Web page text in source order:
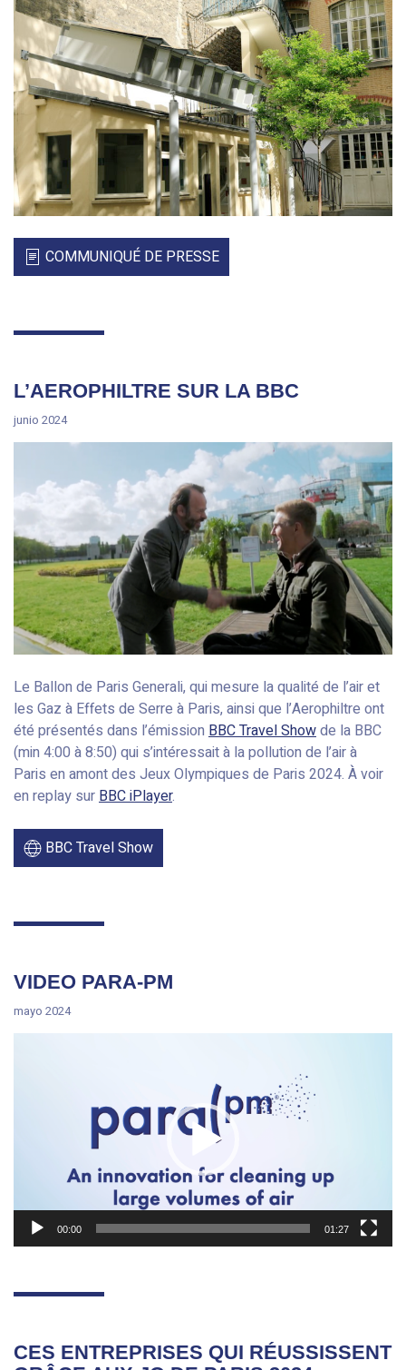
COMMUNIQUÉ DE PRESSE
L’AEROPHILTRE SUR LA BBC
junio 2024
Le Ballon de Paris Generali, qui mesure la qualité de l’air et
les Gaz à Effets de Serre à Paris, ainsi que l’Aerophiltre ont
été présentés dans l’émission BBC Travel Showde la BBC
(min 4:00 à 8:50) qui s’intéressait à la pollution de l’air à
Paris en amont des Jeux Olympiques de Paris 2024. À voir
en replay sur BBC iPlayer.
BBC Travel Show
VIDEO PARA-PM
mayo 2024
00:00 01:27
CES ENTREPRISES QUI RÉUSSISSENT